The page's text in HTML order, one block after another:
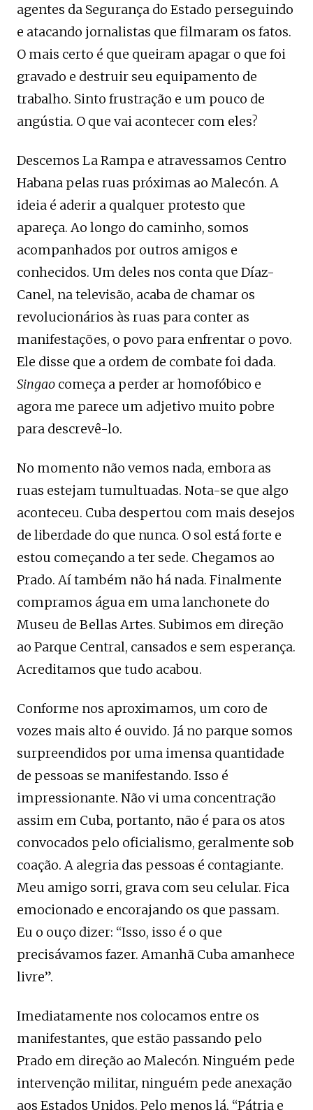
agentes da Segurança do Estado perseguindo
e atacando jornalistas que filmaram os fatos.
O mais certo é que queiram apagar o que foi
gravado e destruir seu equipamento de
trabalho. Sinto frustração e um pouco de
angústia. O que vai acontecer com eles?
Descemos La Rampa e atravessamos Centro
Habana pelas ruas próximas ao Malecón. A
ideia é aderir a qualquer protesto que
apareça. Ao longo do caminho, somos
acompanhados por outros amigos e
conhecidos. Um deles nos conta que Díaz-
Canel, na televisão, acaba de chamar os
revolucionários às ruas para conter as
manifestações, o povo para enfrentar o povo.
Ele disse que a ordem de combate foi dada.
Singao começa a perder ar homofóbico e
agora me parece um adjetivo muito pobre
para descrevê-lo.
No momento não vemos nada, embora as
ruas estejam tumultuadas. Nota-se que algo
aconteceu. Cuba despertou com mais desejos
de liberdade do que nunca. O sol está forte e
estou começando a ter sede. Chegamos ao
Prado. Aí também não há nada. Finalmente
compramos água em uma lanchonete do
Museu de Bellas Artes. Subimos em direção
ao Parque Central, cansados ​​e sem esperança.
Acreditamos que tudo acabou.
Conforme nos aproximamos, um coro de
vozes mais alto é ouvido. Já no parque somos
surpreendidos por uma imensa quantidade
de pessoas se manifestando. Isso é
impressionante. Não vi uma concentração
assim em Cuba, portanto, não é para os atos
convocados pelo oficialismo, geralmente sob
coação. A alegria das pessoas é contagiante.
Meu amigo sorri, grava com seu celular. Fica
emocionado e encorajando os que passam.
Eu o ouço dizer: “Isso, isso é o que
precisávamos fazer. Amanhã Cuba amanhece
livre”.
Imediatamente nos colocamos entre os
manifestantes, que estão passando pelo
Prado em direção ao Malecón. Ninguém pede
intervenção militar, ninguém pede anexação
aos Estados Unidos. Pelo menos lá, “Pátria e